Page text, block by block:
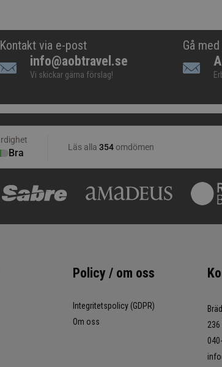
Kontakt via e-post
info@aobtravel.se
Vi skickar gärna förslag!
Gå
Policy / om oss
Integritetspolicy (GDPR)
Om oss